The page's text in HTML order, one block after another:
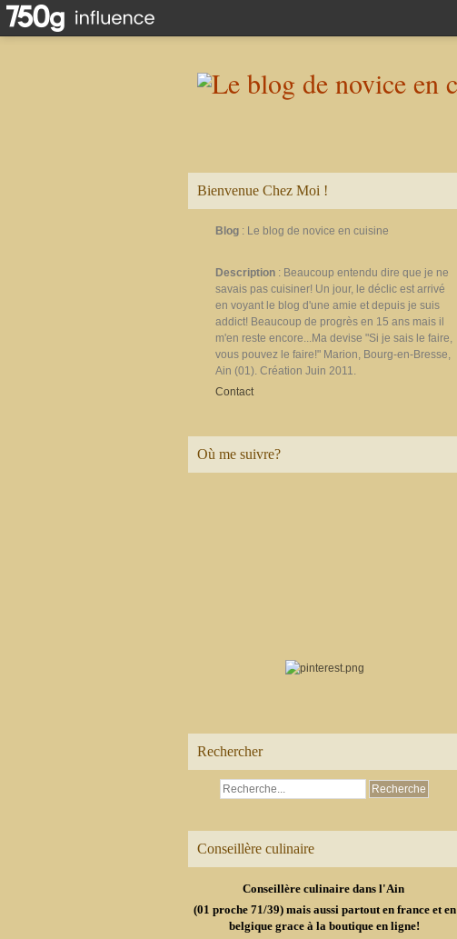
Bienvenue Chez Moi !
Blog : Le blog de novice en cuisine
Description : Beaucoup entendu dire que je ne
savais pas cuisiner! Un jour, le déclic est arrivé
en voyant le blog d'une amie et depuis je suis
addict! Beaucoup de progrès en 15 ans mais il
m'en reste encore...Ma devise "Si je sais le faire,
vous pouvez le faire!" Marion, Bourg-en-Bresse,
Ain (01). Création Juin 2011.
Contact
Où me suivre?
Rechercher
Conseillère culinaire
Conseillère culinaire dans l'Ain
(01 proche 71/39) mais aussi partout en france et en
belgique grace à la boutique en ligne!